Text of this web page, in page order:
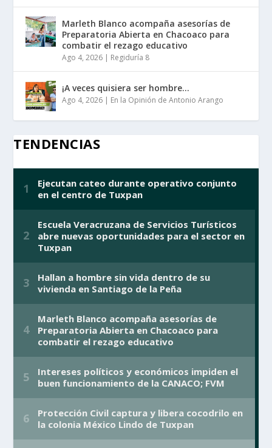
Marleth Blanco acompaña asesorías de
Preparatoria Abierta en Chacoaco para
combatir el rezago educativo
Ago 4, 2026 Regiduría 8
¡A veces quisiera ser hombre…
Ago 4, 2026 En la Opinión de Antonio Arango
TENDENCIAS